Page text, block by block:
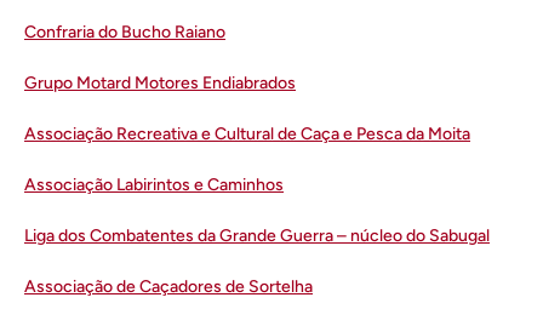
Confraria do Bucho Raiano
Grupo Motard Motores Endiabrados
Associação Recreativa e Cultural de Caça e Pesca da Moita
Associação Labirintos e Caminhos
Liga dos Combatentes da Grande Guerra – núcleo do Sabugal
Associação de Caçadores de Sortelha